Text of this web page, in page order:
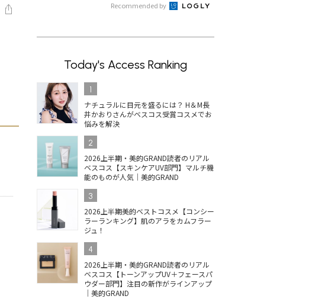
Recommended by
Today's Access Ranking
1
ナチュラルに目元を盛るには？ H＆M長
井かおりさんがベスコス受賞コスメでお
悩みを解決
2
2026上半期・美的GRAND読者のリアル
ベスコス【スキンケアUV部門】マルチ機
能のものが人気｜美的GRAND
3
2026上半期美的ベストコスメ【コンシー
ラーランキング】肌のアラをカムフラー
ジュ！
4
2026上半期・美的GRAND読者のリアル
ベスコス【トーンアップUV＋フェースパ
ウダー部門】注目の新作がラインアップ
｜美的GRAND